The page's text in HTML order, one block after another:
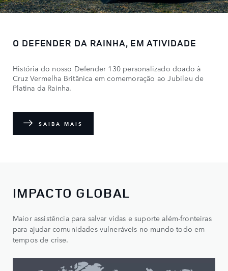
O DEFENDER DA RAINHA, EM ATIVIDADE
História do nosso Defender 130 personalizado doado à
Cruz Vermelha Britânica em comemoração ao Jubileu de
Platina da Rainha.
SAIBA MAIS
IMPACTO GLOBAL
Maior assistência para salvar vidas e suporte além-fronteiras
para ajudar comunidades vulneráveis no mundo todo em
tempos de crise.